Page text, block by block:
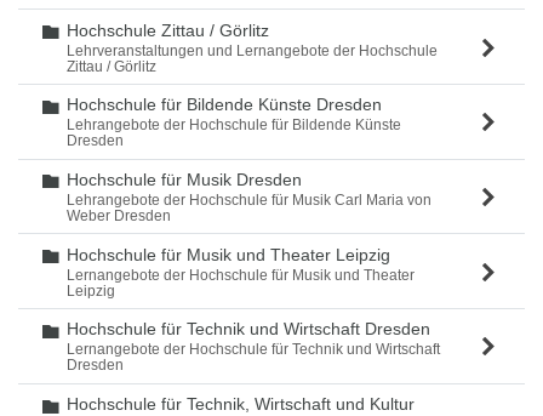
Ordner
Hochschule Zittau / Görlitz
Lehrveranstaltungen und Lernangebote der Hochschule
Zittau / Görlitz
Ordner
Hochschule für Bildende Künste Dresden
Lehrangebote der Hochschule für Bildende Künste
Dresden
Ordner
Hochschule für Musik Dresden
Lehrangebote der Hochschule für Musik Carl Maria von
Weber Dresden
Ordner
Hochschule für Musik und Theater Leipzig
Lernangebote der Hochschule für Musik und Theater
Leipzig
Ordner
Hochschule für Technik und Wirtschaft Dresden
Lernangebote der Hochschule für Technik und Wirtschaft
Dresden
Ordner
Hochschule für Technik, Wirtschaft und Kultur